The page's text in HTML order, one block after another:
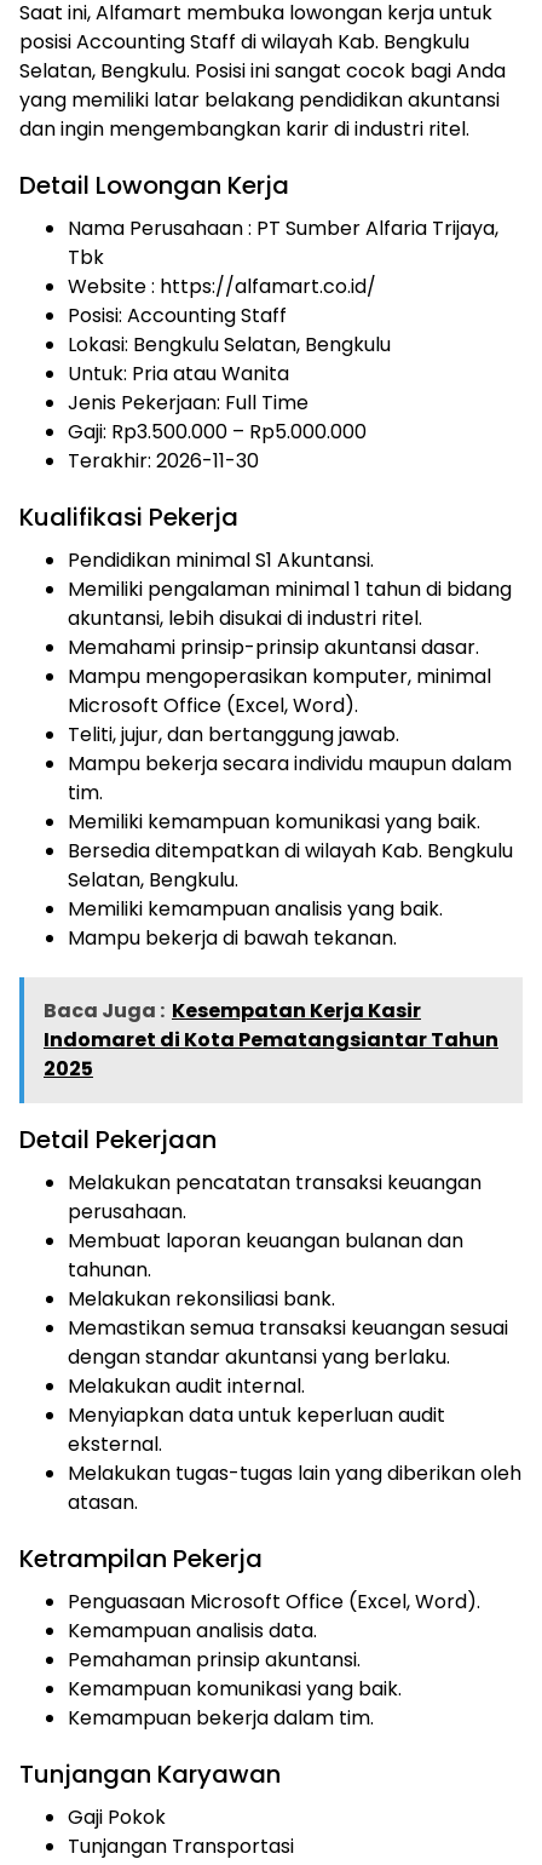
Saat ini, Alfamart membuka lowongan kerja untuk
posisi Accounting Staff di wilayah Kab. Bengkulu
Selatan, Bengkulu. Posisi ini sangat cocok bagi Anda
yang memiliki latar belakang pendidikan akuntansi
dan ingin mengembangkan karir di industri ritel.
Detail Lowongan Kerja
Nama Perusahaan : PT Sumber Alfaria Trijaya,
Tbk
Website : https://alfamart.co.id/
Posisi: Accounting Staff
Lokasi: Bengkulu Selatan, Bengkulu
Untuk: Pria atau Wanita
Jenis Pekerjaan: Full Time
Gaji: Rp3.500.000 – Rp5.000.000
Terakhir: 2026-11-30
Kualifikasi Pekerja
Pendidikan minimal S1 Akuntansi.
Memiliki pengalaman minimal 1 tahun di bidang
akuntansi, lebih disukai di industri ritel.
Memahami prinsip-prinsip akuntansi dasar.
Mampu mengoperasikan komputer, minimal
Microsoft Office (Excel, Word).
Teliti, jujur, dan bertanggung jawab.
Mampu bekerja secara individu maupun dalam
tim.
Memiliki kemampuan komunikasi yang baik.
Bersedia ditempatkan di wilayah Kab. Bengkulu
Selatan, Bengkulu.
Memiliki kemampuan analisis yang baik.
Mampu bekerja di bawah tekanan.
Baca Juga : Kesempatan Kerja Kasir
Indomaret di Kota Pematangsiantar Tahun
2025
Detail Pekerjaan
Melakukan pencatatan transaksi keuangan
perusahaan.
Membuat laporan keuangan bulanan dan
tahunan.
Melakukan rekonsiliasi bank.
Memastikan semua transaksi keuangan sesuai
dengan standar akuntansi yang berlaku.
Melakukan audit internal.
Menyiapkan data untuk keperluan audit
eksternal.
Melakukan tugas-tugas lain yang diberikan oleh
atasan.
Ketrampilan Pekerja
Penguasaan Microsoft Office (Excel, Word).
Kemampuan analisis data.
Pemahaman prinsip akuntansi.
Kemampuan komunikasi yang baik.
Kemampuan bekerja dalam tim.
Tunjangan Karyawan
Gaji Pokok
Tunjangan Transportasi